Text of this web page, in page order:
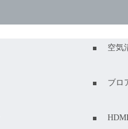
空気
ブロ